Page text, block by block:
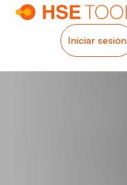
Iniciar sesión